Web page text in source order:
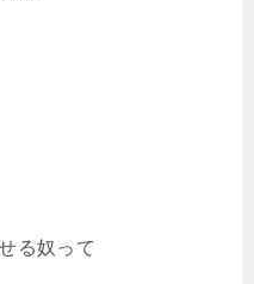
る奴って